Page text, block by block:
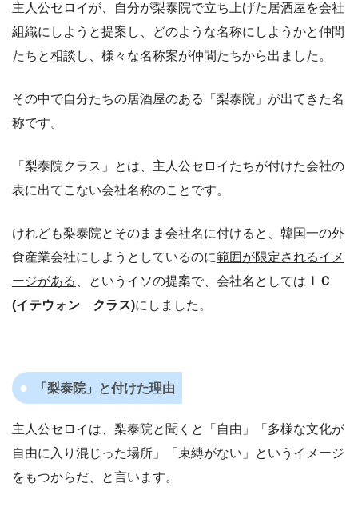
主人公セロイが、自分が梨泰院で立ち上げた居酒屋を会社
組織にしようと提案し、どのような名称にしようかと仲間
たちと相談し、様々な名称案が仲間たちから出ました。
その中で自分たちの居酒屋のある「梨泰院」が出てきた名
称です。
「梨泰院クラス」とは、主人公セロイたちが付けた会社の
表に出てこない会社名称のことです。
けれども梨泰院とそのまま会社名に付けると、韓国一の外
食産業会社にしようとしているのに範囲が限定されるイメ
ージがある
、というイソの提案で、会社名としては ＩＣ
(イテウォン クラス)にしました。
「梨泰院」と付けた理由
主人公セロイは、梨泰院と聞くと「自由」「多様な文化が
自由に入り混じった場所」「束縛がない」というイメージ
をもつからだ、と言います。